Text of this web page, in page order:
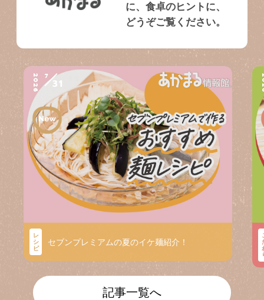
に、食卓のヒントに、
どうぞご覧ください。
2026 7
31
レ
シ
ピ
セブンプレミアムの夏のイケ麺紹介！
記事一覧へ